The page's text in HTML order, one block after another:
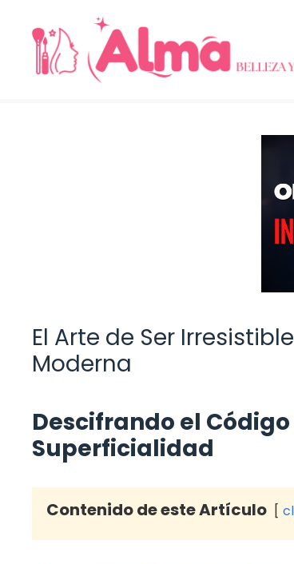
contenido
El Arte de Ser
Moderna
Descifrando el
Superficialidad
Contenido de este Artículo